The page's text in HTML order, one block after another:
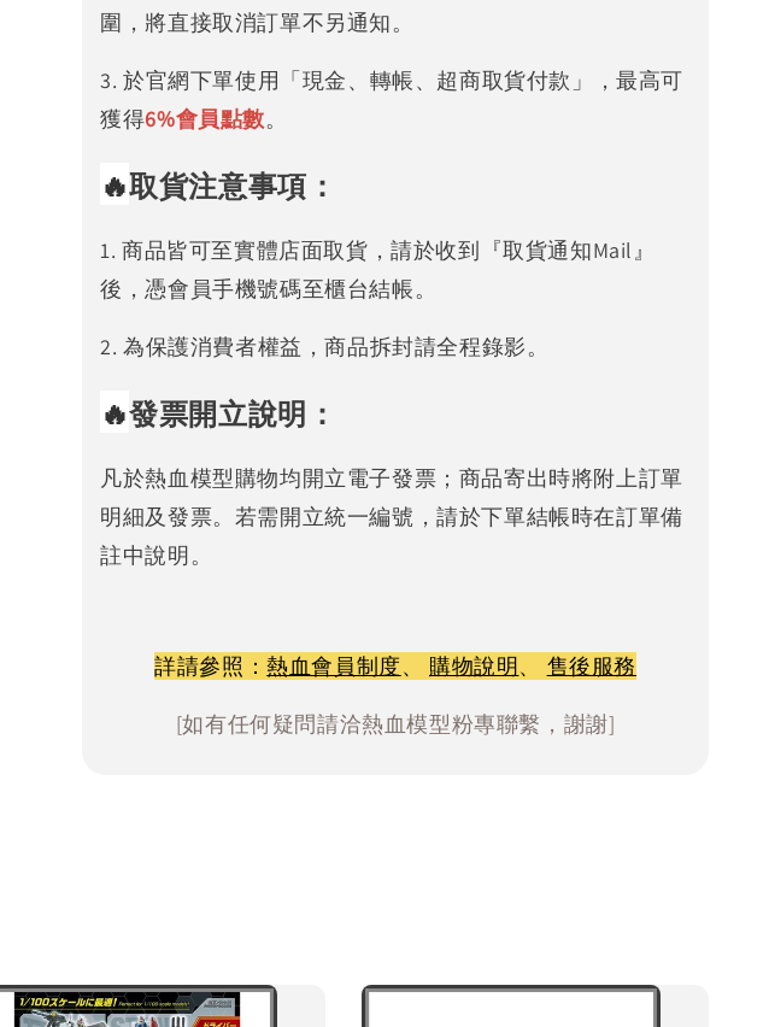
圍，將直接取消訂單不另通知。
3. 於官網下單使用「現金、轉帳、超商取貨付款」，最高可
獲得6%會員點數。
🔥取貨注意事項：
1. 商品皆可至實體店面取貨，請於收到『取貨通知Mail』
後，憑會員手機號碼至櫃台結帳。
2. 為保護消費者權益，商品拆封請全程錄影。
🔥發票開立說明：
凡於熱血模型購物均開立電子發票；商品寄出時將附上訂單
明細及發票。若需開立統一編號，請於下單結帳時在訂單備
註中說明。
詳請參照：熱血會員制度、 購物說明、 售後服務
[如有任何疑問請洽熱血模型粉專聯繫，謝謝]